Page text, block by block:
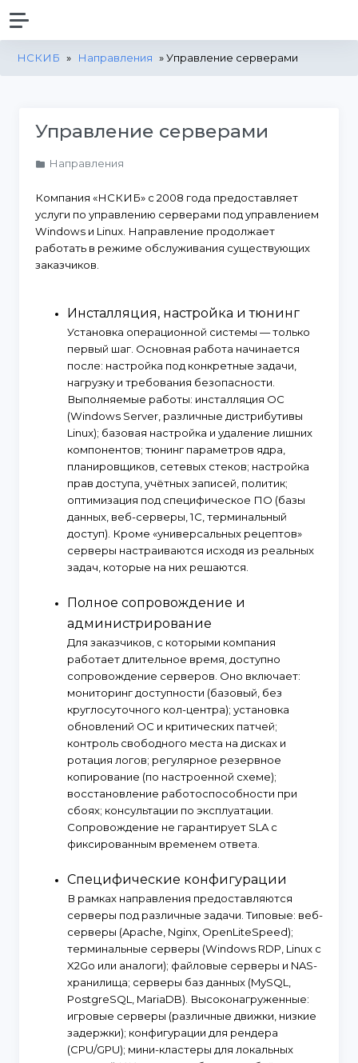
НСКИБ » Направления » Управление серверами
Управление серверами
Направления
Компания «НСКИБ» с 2008 года предоставляет
услуги по управлению серверами под управлением
Windows и Linux. Направление продолжает
работать в режиме обслуживания существующих
заказчиков.
Инсталляция, настройка и тюнинг
Установка операционной системы — только
первый шаг. Основная работа начинается
после: настройка под конкретные задачи,
нагрузку и требования безопасности.
Выполняемые работы: инсталляция ОС
(Windows Server, различные дистрибутивы
Linux); базовая настройка и удаление лишних
компонентов; тюнинг параметров ядра,
планировщиков, сетевых стеков; настройка
прав доступа, учётных записей, политик;
оптимизация под специфическое ПО (базы
данных, веб-серверы, 1С, терминальный
доступ). Кроме «универсальных рецептов»
серверы настраиваются исходя из реальных
задач, которые на них решаются.
Полное сопровождение и
администрирование
Для заказчиков, с которыми компания
работает длительное время, доступно
сопровождение серверов. Оно включает:
мониторинг доступности (базовый, без
круглосуточного кол-центра); установка
обновлений ОС и критических патчей;
контроль свободного места на дисках и
ротация логов; регулярное резервное
копирование (по настроенной схеме);
восстановление работоспособности при
сбоях; консультации по эксплуатации.
Сопровождение не гарантирует SLA с
фиксированным временем ответа.
Специфические конфигурации
В рамках направления предоставляются
серверы под различные задачи. Типовые: веб-
серверы (Apache, Nginx, OpenLiteSpeed);
терминальные серверы (Windows RDP, Linux с
X2Go или аналоги); файловые серверы и NAS-
хранилища; серверы баз данных (MySQL,
PostgreSQL, MariaDB). Высоконагруженные:
игровые серверы (различные движки, низкие
задержки); конфигурации для рендера
(CPU/GPU); мини-кластеры для локальных